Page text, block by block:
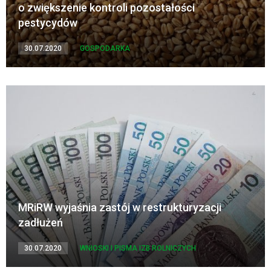
o zwiększenie kontroli pozostałości
pestycydów
30.07.2020 GOSPODARKA
MRiRW wyjaśnia zastój w restrukturyzacji
zadłużeń
30.07.2020 WNIOSKI I PISMA IZB ROLNICZYCH